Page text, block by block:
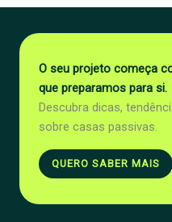
O seu projeto começa
que preparamos para si.
Descubra dicas,
sobre casas passivas.
QUERO SABER MAIS